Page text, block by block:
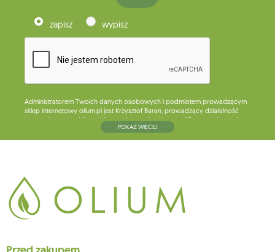
zapisz wypisz
Administratorem Twoich danych osobowych i podmiotem prowadzącym
sklep internetowy olium.pl jest Krzysztof Baran, prowadzący działalność
gospodarczą pod firmą: Mouton Interactive Krzysztof Baran wpisaną do
Centralnej Ewidencji i Informacji o Działalności Gospodarczej, adres
głównego miejsca wykonywania działalności w Siedlcach, ul. Starowiejska
Dane będą przetwarzane w celu wysyłki newslettera i przechowywane do
chwili rezygnacji z subskrypcji.
Przysługuje Ci prawo do żądania dostępu do swoich danych osobowych,
ich sprostowania, usunięcia, ograniczenia przetwarzania, wniesienia
sprzeciwu wobec przetwarzania swoich danych oraz prawo do
którego dokonano na podstawie zgody przed jej cofnięciem. W tym celu
POKAŻ WIĘCEJ